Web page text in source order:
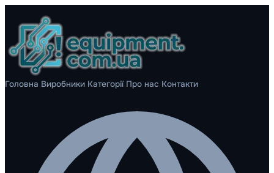
Головна Виробники Категорії Про нас Контакти